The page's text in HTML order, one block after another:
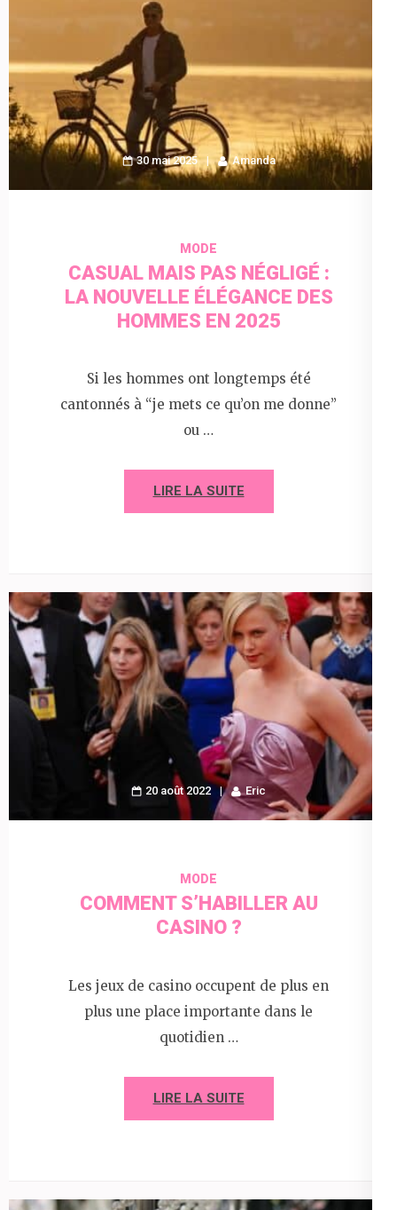
30 mai 2025 Amanda
MODE
CASUAL MAIS PAS NÉGLIGÉ :
LA NOUVELLE ÉLÉGANCE DES
HOMMES EN 2025
Si les hommes ont longtemps été
cantonnés à “je mets ce qu’on me donne”
ou …
LIRE LA SUITE
20 août 2022 Eric
MODE
COMMENT S’HABILLER AU
CASINO ?
Les jeux de casino occupent de plus en
plus une place importante dans le
quotidien …
LIRE LA SUITE